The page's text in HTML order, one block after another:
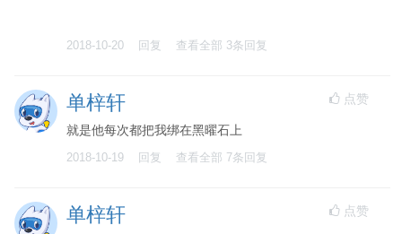
2018-10-20 回复 查看全部 3条回复
单梓轩 点赞
就是他每次都把我绑在黑曜石上
2018-10-19 回复 查看全部 7条回复
单梓轩 点赞